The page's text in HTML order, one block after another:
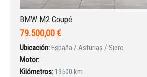
Iniciar sesión
BMW M2 Coupé
79.500,00 €
Ubicación:España / Asturias / Siero
Motor: -
Kilómetros: 19500 km